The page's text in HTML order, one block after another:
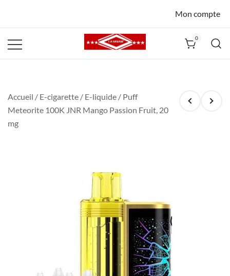
Mon compte
0
Accueil / E-cigarette / E-liquide / Puff
Meteorite 100K JNR Mango Passion Fruit, 20
mg